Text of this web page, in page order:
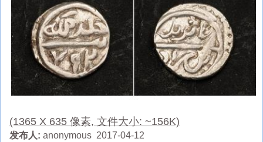
(1365 X 635 像素, 文件大小: ~156K)
发布人: anonymous 2017-04-12